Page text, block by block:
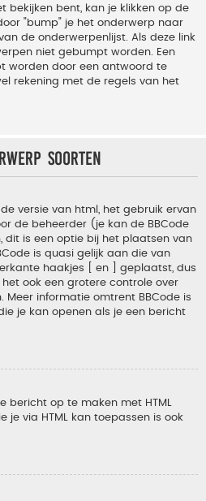
bekijken bent, kan je klikken op de
"bump" je het onderwerp naar
de onderwerpenlijst. Als deze link
niet gebumpt worden. Een
worden door een antwoord te
rekening met de regels van het
soorten
versie van html, het gebruik ervan
de beheerder (je kan de BBCode
dit is een optie bij het plaatsen van
is quasi gelijk aan die van
haakjes [ en ] geplaatst, dus
ook een grotere controle over
Meer informatie omtrent BBCode is
je kan openen als je een bericht
bericht op te maken met HTML
je via HTML kan toepassen is ook